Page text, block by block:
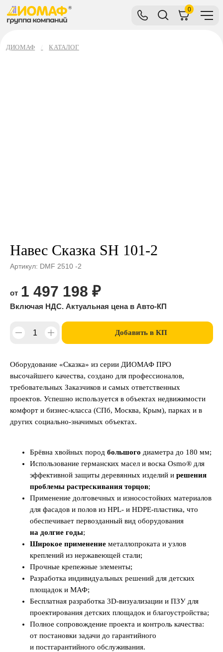
0
ДИОМАФ КАТАЛОГ
Навес Сказка SH 101-2
Артикул: DMF 2510 -2
1 497 198 ₽
Добавить в КП
Оборудование «Сказка» из серии ДИОМАФ ПРО
высочайшего качества, создано для профессионалов,
требовательных Заказчиков и самых ответственных
проектов. Успешно используется в объектах недвижимости
комфорт и бизнес-класса (СПб, Москва, Крым), парках и в
других социально-значимых объектах.
Брёвна хвойных пород большого диаметра до 180 мм;
Использование германских масел и воска Osmo® для
эффективной защиты деревянных изделий и решения
проблемы растрескивания торцов;
Применение долговечных и износостойких материалов
для фасадов и полов из HPL- и HDPE-пластика, что
обеспечивает первозданный вид оборудования
на долгие годы;
Широкое применение металлопроката и узлов
креплений из нержавеющей стали;
Прочные крепежные элементы;
Разработка индивидуальных решений для детских
площадок и МАФ;
Бесплатная разработка 3D-визуализации и ПЗУ для
проектирования детских площадок и благоустройства;
Полное сопровождение проекта и контроль качества:
от постановки задачи до гарантийного
и постгарантийного обслуживания.